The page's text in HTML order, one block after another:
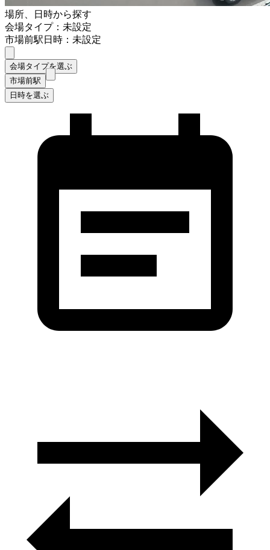
場所、日時から探す
会場タイプ：未設定
市場前駅日時：未設定
会場タイプを選ぶ
市場前駅
日時を選ぶ